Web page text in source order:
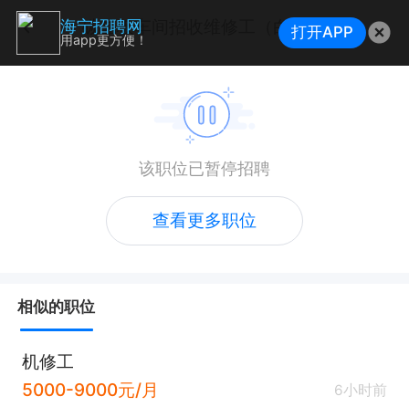
碳晶板车间招收维修工（白班提供住宿交五险）
该职位已暂停招聘
查看更多职位
相似的职位
机修工
5000-9000元/月
6小时前
海宁招聘网
用app更方便！ 打开APP